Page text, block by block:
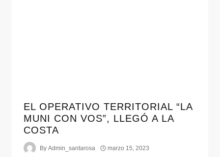
EL OPERATIVO TERRITORIAL “LA
MUNI CON VOS”, LLEGÓ A LA
COSTA
By Admin_santarosa marzo 15, 2023